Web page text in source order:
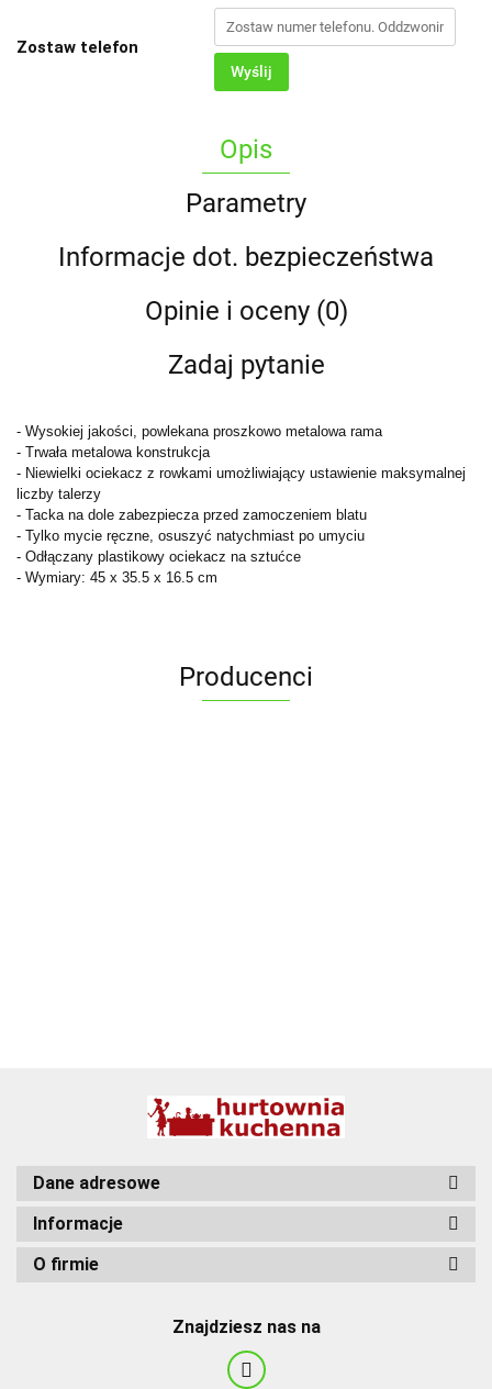
Zostaw telefon
Wyślij
Opis
Parametry
Informacje dot. bezpieczeństwa
Opinie i oceny (0)
Zadaj pytanie
- Wysokiej jakości, powlekana proszkowo metalowa rama
- Trwała metalowa konstrukcja
- Niewielki ociekacz z rowkami umożliwiający ustawienie maksymalnej
liczby talerzy
- Tacka na dole zabezpiecza przed zamoczeniem blatu
- Tylko mycie ręczne, osuszyć natychmiast po umyciu
- Odłączany plastikowy ociekacz na sztućce
- Wymiary: 45 x 35.5 x 16.5 cm
Producenci
Dane adresowe
Informacje
O firmie
Znajdziesz nas na